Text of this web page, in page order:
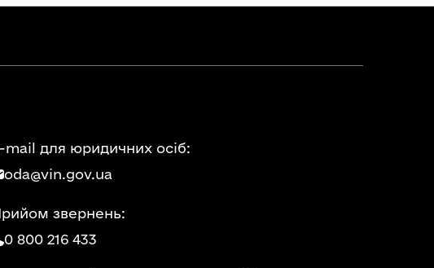
mail для юридичних осіб:
oda@vin.gov.ua
звернень:
0 800 216 433